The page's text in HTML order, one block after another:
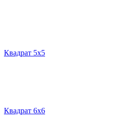
Квадрат 5х5
Квадрат 6х6